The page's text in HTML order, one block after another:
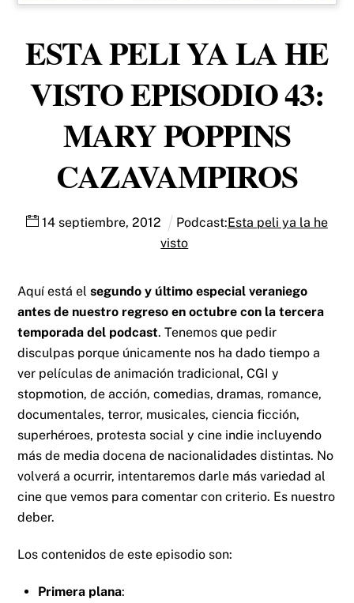
ESTA PELI YA LA HE
VISTO EPISODIO 43:
MARY POPPINS
CAZAVAMPIROS
14 septiembre,2012 Podcast:Esta peli ya la he
visto
Aquí está elsegundo y último especial veraniego
antes de nuestro regreso en octubre con la tercera
temporada del podcast. Tenemos que pedir
disculpas porque únicamente nos ha dado tiempo a
ver películas de animación tradicional, CGI y
stopmotion, de acción, comedias, dramas, romance,
documentales, terror, musicales, ciencia ficción,
superhéroes, protesta social y cine indie incluyendo
más de media docena de nacionalidades distintas. No
volverá a ocurrir, intentaremos darle más variedad al
cine que vemos para comentar con criterio. Es nuestro
deber.
Los contenidos de este episodio son:
Primera plana: